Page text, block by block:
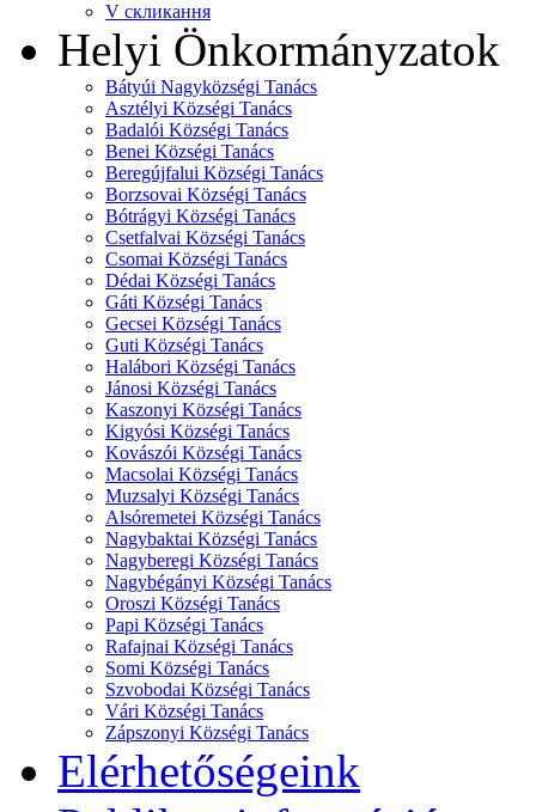
V скликання
Helyi Önkormányzatok
Bátyúi Nagyközségi Tanács
Asztélyi Községi Tanács
Badalói Községi Tanács
Benei Községi Tanács
Beregújfalui Községi Tanács
Borzsovai Községi Tanács
Bótrágyi Községi Tanács
Csetfalvai Községi Tanács
Csomai Községi Tanács
Dédai Községi Tanács
Gáti Községi Tanács
Gecsei Községi Tanács
Guti Községi Tanács
Halábori Községi Tanács
Jánosi Községi Tanács
Kaszonyi Községi Tanács
Kigyósi Községi Tanács
Kovászói Községi Tanács
Macsolai Községi Tanács
Muzsalyi Községi Tanács
Alsóremetei Községi Tanács
Nagybaktai Községi Tanács
Nagyberegi Községi Tanács
Nagybégányi Községi Tanács
Oroszi Községi Tanács
Papi Községi Tanács
Rafajnai Községi Tanács
Somi Községi Tanács
Szvobodai Községi Tanács
Vári Községi Tanács
Zápszonyi Községi Tanács
Elérhetőségeink